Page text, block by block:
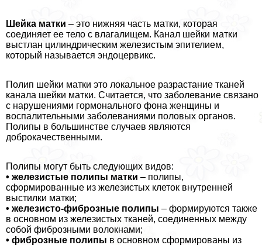
Шейка матки – это нижняя часть матки, которая
соединяет ее тело с влагалищем. Канал шейки матки
выстлан цилиндрическим железистым эпителием,
который называется эндоцервикс.
Полип шейки матки это локальное разрастание тканей
канала шейки матки. Считается, что заболевание связано
с нарушениями гормонального фона женщины и
воспалительными заболеваниями пoлoвых органов.
Полипы в большинстве случаев являются
доброкачественными.
Полипы могут быть следующих видов:
• железистые полипы матки – полипы,
сформированные из железистых клеток внутренней
выстилки матки;
• железисто-фиброзные полипы – формируются также
в основном из железистых тканей, соединенных между
собой фиброзными волокнами;
• фиброзные полипы в основном сформированы из